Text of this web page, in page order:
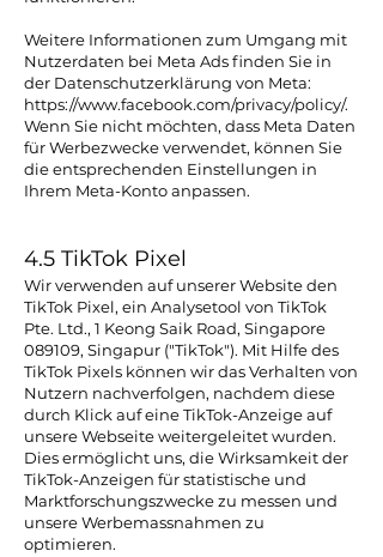
Weitere Informationen zum Umgang mit
Nutzerdaten bei Meta Ads finden Sie in
der Datenschutzerklärung von Meta:
https://www.facebook.com/privacy/policy/.
Wenn Sie nicht möchten, dass Meta Daten
für Werbezwecke verwendet, können Sie
die entsprechenden Einstellungen in
Ihrem Meta-Konto anpassen.
4.5 TikTok Pixel
Wir verwenden auf unserer Website den
TikTok Pixel, ein Analysetool von TikTok
Pte. Ltd., 1 Keong Saik Road, Singapore
089109, Singapur ("TikTok"). Mit Hilfe des
TikTok Pixels können wir das Verhalten von
Nutzern nachverfolgen, nachdem diese
durch Klick auf eine TikTok-Anzeige auf
unsere Webseite weitergeleitet wurden.
Dies ermöglicht uns, die Wirksamkeit der
TikTok-Anzeigen für statistische und
Marktforschungszwecke zu messen und
unsere Werbemassnahmen zu
optimieren.